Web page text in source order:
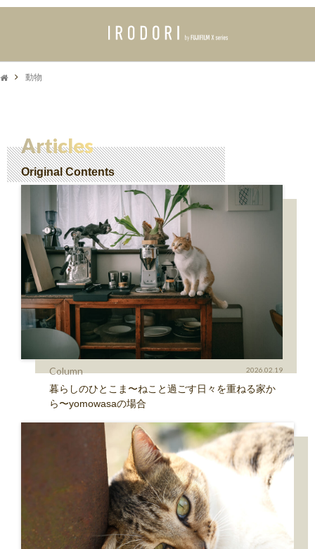
動物
Articles
Original Contents
Column 2026.02.19
暮らしのひとこま〜ねこと過ごす日々を重ねる家か
ら〜yomowasaの場合